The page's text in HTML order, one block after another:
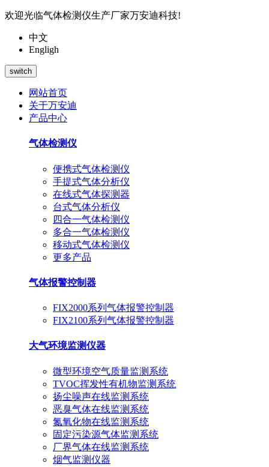
欢迎光临气体检测仪生产厂家万安迪科技!
中文
Engligh
switch
网站首页
关于万安迪
产品中心
气体检测仪
便携式气体检测仪
手提式气体分析仪
在线式气体探测器
台式气体分析仪
四合一气体检测仪
多合一气体检测仪
移动式气体检测仪
更多产品
气体报警控制器
FIX2000系列气体报警控制器
FIX2100系列气体报警控制器
大气环境监测仪器
微型环境空气质量监测系统
TVOC挥发性有机物监测系统
扬尘噪声在线监测系统
恶臭气体在线监测系统
氮氧化物在线监测系统
固定污染源气体监测系统
厂界气体在线监测系统
烟气监测仪器